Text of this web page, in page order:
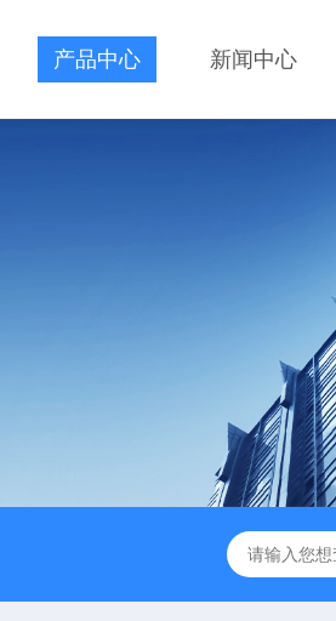
产品中心 新闻中心
隔膜泵 AVL-20-25-S6德国